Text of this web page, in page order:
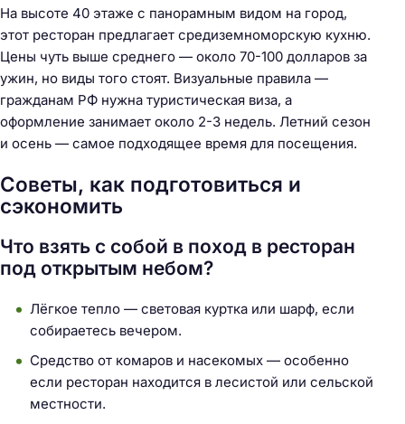
На высоте 40 этаже с панорамным видом на город,
этот ресторан предлагает средиземноморскую кухню.
Цены чуть выше среднего — около 70-100 долларов за
ужин, но виды того стоят. Визуальные правила —
гражданам РФ нужна туристическая виза, а
оформление занимает около 2-3 недель. Летний сезон
и осень — самое подходящее время для посещения.
Советы, как подготовиться и
сэкономить
Что взять с собой в поход в ресторан
под открытым небом?
Лёгкое тепло — световая куртка или шарф, если
собираетесь вечером.
Средство от комаров и насекомых — особенно
если ресторан находится в лесистой или сельской
местности.